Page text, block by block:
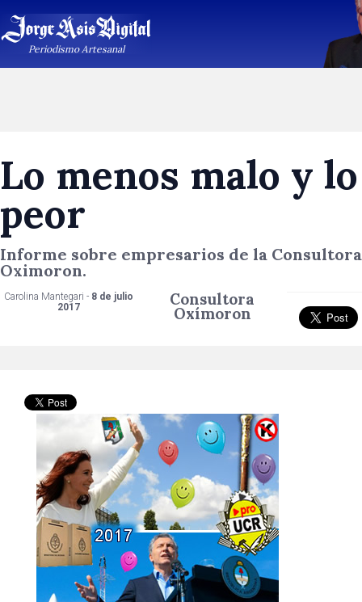
Periodismo Artesanal
Lo menos malo y lo
peor
Informe sobre empresarios de la Consultora
Oximoron.
Carolina Mantegari - 8 de julio
2017
Consultora
Oxímoron